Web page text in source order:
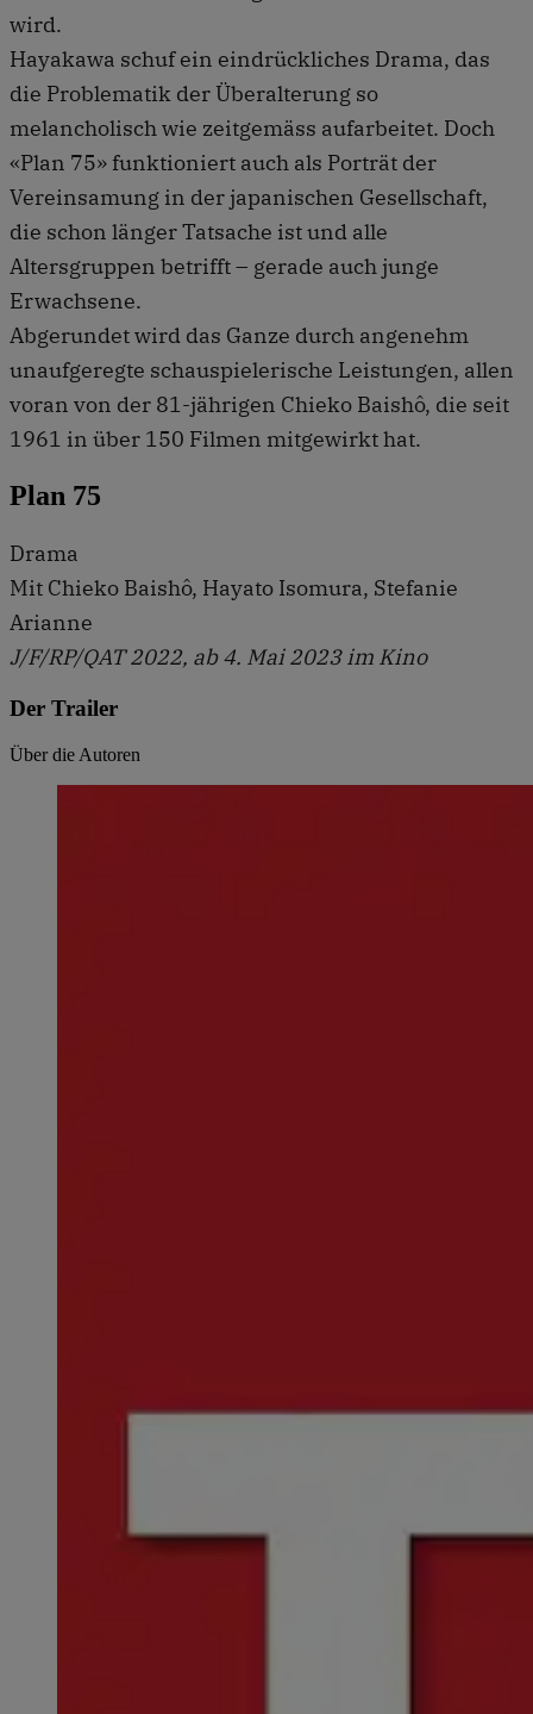
wird.
Hayakawa schuf ein eindrückliches Drama, das
die Problematik der Überalterung so
melancholisch wie zeitgemäss aufarbeitet. Doch
«Plan 75» funktioniert auch als Porträt der
Vereinsamung in der japanischen Gesellschaft,
die schon länger Tatsache ist und alle
Altersgruppen betrifft – gerade auch junge
Erwachsene.
Abgerundet wird das Ganze durch angenehm
unaufgeregte schauspielerische Leistungen, allen
voran von der 81-jährigen Chieko Baishô, die seit
1961 in über 150 Filmen mitgewirkt hat.
Plan 75
Drama
Mit Chieko Baishô, Hayato Isomura, Stefanie
Arianne
J/F/RP/QAT 2022, ab 4. Mai 2023 im Kino
Der Trailer
Über die Autoren